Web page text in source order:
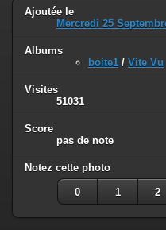
Ajoutée le
Mercredi 25
Albums
boite1 / Vite Vu
Visites
51031
Score
pas de note
Notez cette photo
0 1 2